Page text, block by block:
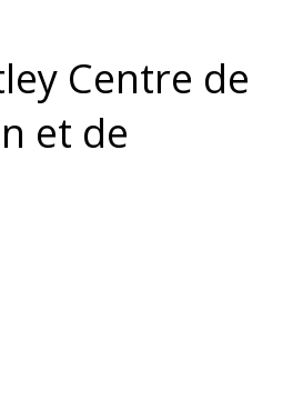
Centre de
et de